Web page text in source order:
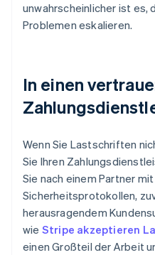
unwahrscheinlicher ist es,
Problemen eskalieren.
In einen
Wenn Sie Lastschriften
Sie Ihren
Sie nach einem Partner
Sicherheitsprotokollen,
herausragendem
wie Stripe akzeptieren
einen Großteil der Arbeit